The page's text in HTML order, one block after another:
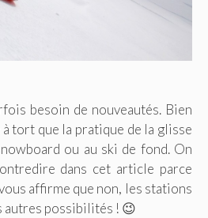
besoin de nouveautés. Bien
tort que la pratique de la glisse
ou au ski de fond. On
dans cet article parce
affirme que non, les stations
autres possibilités ! 😉